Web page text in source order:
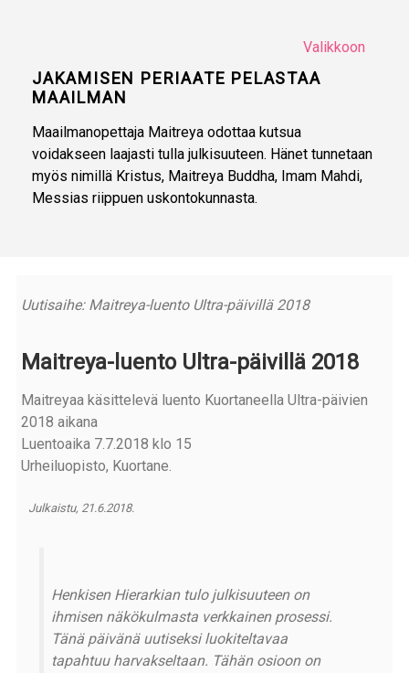
Valikkoon
JAKAMISEN PERIAATE PELASTAA
MAAILMAN
Maailmanopettaja Maitreya odottaa kutsua
voidakseen laajasti tulla julkisuuteen. Hänet tunnetaan
myös nimillä Kristus, Maitreya Buddha, Imam Mahdi,
Messias riippuen uskontokunnasta.
Uutisaihe: Maitreya-luento Ultra-päivillä 2018
Maitreya-luento Ultra-päivillä 2018
Maitreyaa käsittelevä luento Kuortaneella Ultra-päivien
2018 aikana
Luentoaika 7.7.2018 klo 15
Urheiluopisto, Kuortane.
Julkaistu, 21.6.2018.
Henkisen Hierarkian tulo julkisuuteen on
ihmisen näkökulmasta verkkainen prosessi.
Tänä päivänä uutiseksi luokiteltavaa
tapahtuu harvakseltaan. Tähän osioon on